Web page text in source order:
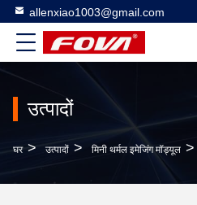
allenxiao1003@gmail.com
उत्पादों
घर > उत्पादों > मिनी थर्मल इमेजिंग मॉड्यूल >